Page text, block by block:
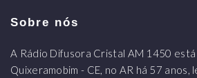
Sobre nós
A Rádio Difusora Cristal AM 1450 está
Quixeramobim - CE, no AR há 57 anos,